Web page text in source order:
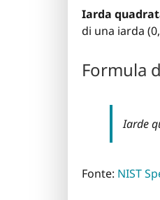
Iarda
di una iarda
Formula
Iarde
Fonte: NIST